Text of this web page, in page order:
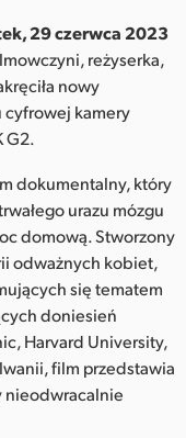
29 czerwca 2023
reżyserka,
nowy
cyfrowej kamery
G2.
dokumentalny, który
urazu mózgu
domową. Stworzony
odważnych kobiet,
się tematem
doniesień
Harvard University,
film przedstawia
nieodwracalnie